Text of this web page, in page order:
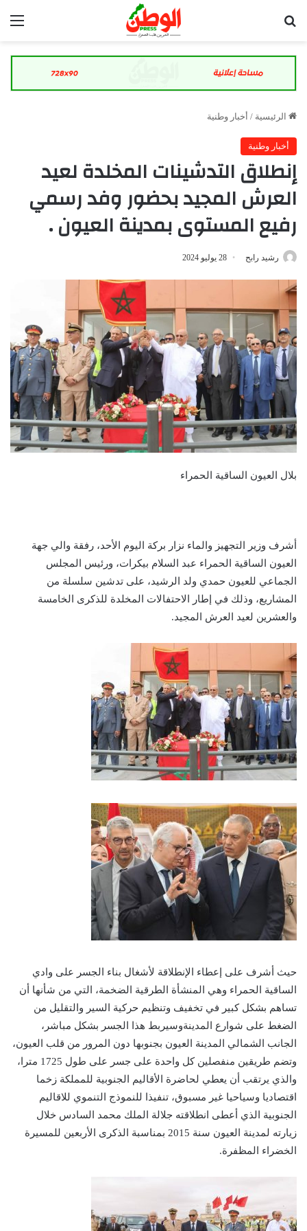
الرئيسية / أخبار وطنية
أخبار وطنية
إنطلاق التدشينات المخلدة لعيد
العرش المجيد بحضور وفد رسمي
رفيع المستوى بمدينة العيون .
رشيد رابح 28 يوليو 2024
بلال العيون الساقية الحمراء
أشرف وزير التجهيز والماء نزار بركة اليوم الأحد، رفقة والي جهة
العيون الساقية الحمراء عبد السلام بيكرات، ورئيس المجلس
الجماعي للعيون حمدي ولد الرشيد، على تدشين سلسلة من
المشاريع، وذلك في إطار الاحتفالات المخلدة للذكرى الخامسة
والعشرين لعيد العرش المجيد.
حيث أشرف على إعطاء الإنطلاقة لأشغال بناء الجسر على وادي
الساقية الحمراء وهي المنشأة الطرقية الضخمة، التي من شأنها أن
تساهم بشكل كبير في تخفيف وتنظيم حركية السير والتقليل من
الضغط على شوارع المدينةوسيربط هذا الجسر بشكل مباشر،
الجانب الشمالي المدينة العيون بجنوبها دون المرور من قلب العيون،
وتضم طريقين منفصلين كل واحدة على جسر على طول 1725 مترا،
والذي يرتقب أن يعطي لحاضرة الأقاليم الجنوبية للمملكة زخما
اقتصاديا وسياحيا غير مسبوق، تنفيذا للنموذج التنموي للاقاليم
الجنوبية الذي أعطى انطلاقته جلالة الملك محمد السادس خلال
زيارته لمدينة العيون سنة 2015 بمناسبة الذكرى الأربعين للمسيرة
الخضراء المظفرة.